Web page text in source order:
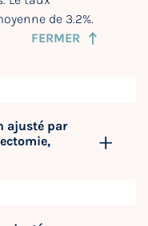
de 3.2%.
FERMER
ajusté par